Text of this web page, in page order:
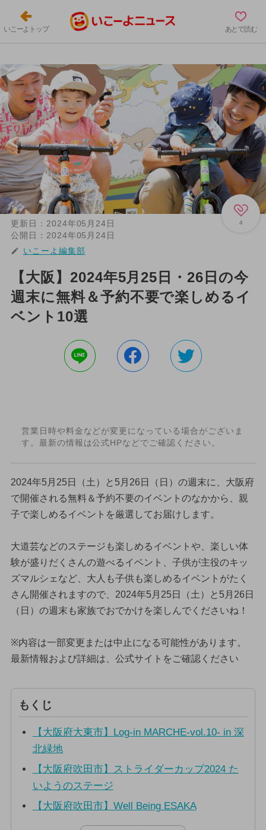
いこーよトップ あとで読む
4
更新日： 2024年05月24日
公開日： 2024年05月24日
いこーよ編集部
【大阪】2024年5月25日・26日の今
週末に無料＆予約不要で楽しめるイ
ベント10選
営業日時や料金などが変更になっている場合がございま
す。最新の情報は公式HPなどでご確認ください。
2024年5月25日（土）と5月26日（日）の週末に、大阪府
で開催される無料＆予約不要のイベントのなかから、親
子で楽しめるイベントを厳選してお届けします。
大道芸などのステージも楽しめるイベントや、楽しい体
験が盛りだくさんの遊べるイベント、子供が主役のキッ
ズマルシェなど、大人も子供も楽しめるイベントがたく
さん開催されますので、2024年5月25日（土）と5月26日
（日）の週末も家族でおでかけを楽しんでくださいね！
※内容は一部変更または中止になる可能性があります。
最新情報および詳細は、公式サイトをご確認ください
もくじ
【大阪府大東市】Log-in MARCHE-vol.10- in 深
北緑地
【大阪府吹田市】ストライダーカップ2024 た
いようのステージ
【大阪府吹田市】Well Being ESAKA